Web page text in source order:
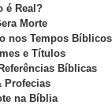
é Real?
Morte
nos Tempos Bíblicos
e Títulos
Bíblicas
Profecias
na Bíblia